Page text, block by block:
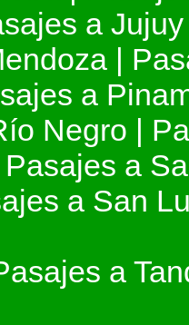
a Jujuy
|
a
Negro |
Pasajes a
a San
a